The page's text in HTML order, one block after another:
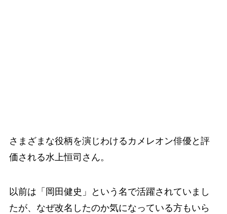
さまざまな役柄を演じわけるカメレオン俳優と評
価される水上恒司さん。
以前は「岡田健史」という名で活躍されていまし
たが、なぜ改名したのか気になっている方もいら